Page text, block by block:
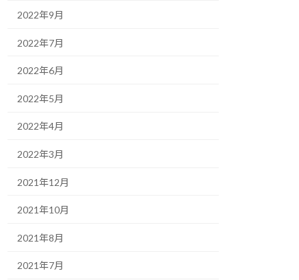
2022年9月
2022年7月
2022年6月
2022年5月
2022年4月
2022年3月
2021年12月
2021年10月
2021年8月
2021年7月